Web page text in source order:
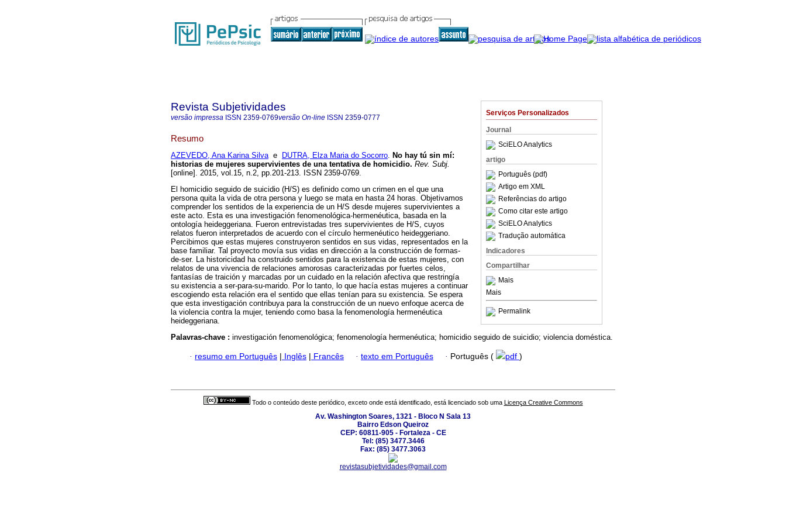
Serviços Personalizados
Journal
SciELO Analytics
artigo
Português (pdf)
Artigo em XML
Referências do artigo
Como citar este artigo
SciELO Analytics
Tradução automática
Indicadores
Compartilhar
Mais
Mais
Permalink
Revista Subjetividades
versão impressa ISSN 2359-0769versão On-line ISSN 2359-0777
Resumo
AZEVEDO, Ana Karina Silvae DUTRA, Elza Maria do Socorro. No hay tú sin mí:
historias de mujeres supervivientes de una tentativa de homicidio. Rev. Subj.
[online]. 2015, vol.15, n.2, pp.201-213. ISSN 2359-0769.
El homicidio seguido de suicidio (H/S) es definido como un crimen en el que una
persona quita la vida de otra persona y luego se mata en hasta 24 horas. Objetivamos
comprender los sentidos de la experiencia de un H/S desde mujeres supervivientes a
este acto. Esta es una investigación fenomenológica-hermenéutica, basada en la
ontología heideggeriana. Fueron entrevistadas tres supervivientes de H/S, cuyos
relatos fueron interpretados de acuerdo con el círculo hermenéutico heideggeriano.
Percibimos que estas mujeres construyeron sentidos en sus vidas, representados en la
base familiar. Tal proyecto movía sus vidas en dirección a la construcción de formas-
de-ser. La historicidad ha construido sentidos para la existencia de estas mujeres, con
relatos de una vivencia de relaciones amorosas caracterizadas por fuertes celos,
fantasías de traición y marcadas por un cuidado en la relación afectiva que restringía
su existencia a ser-para-su-marido. Por lo tanto, lo que hacía estas mujeres a continuar
escogiendo esta relación era el sentido que ellas tenían para su existencia. Se espera
que esta investigación contribuya para la construcción de un nuevo enfoque acerca de
la violencia contra la mujer, teniendo como basa la fenomenología hermenéutica
heideggeriana.
Palavras-chave : investigación fenomenológica; fenomenología hermenéutica; homicidio seguido de suicidio; violencia doméstica.
· resumo em Português | Inglês | Francês · texto em Português · Português ( pdf )
Todo o conteúdo deste periódico, exceto onde está identificado, está licenciado sob uma Licença Creative Commons
Av. Washington Soares, 1321 - Bloco N Sala 13
Bairro Edson Queiroz
CEP: 60811-905 - Fortaleza - CE
Tel: (85) 3477.3446
Fax: (85) 3477.3063
revistasubjetividades@gmail.com